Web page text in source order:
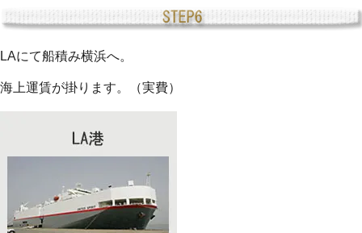
LAにて船積み横浜へ。
海上運賃が掛ります。（実費）